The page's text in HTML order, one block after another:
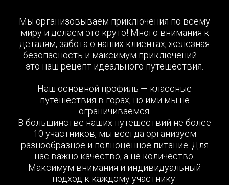
Мы организовываем приключения по всему
миру и делаем это круто! Много внимания к
деталям, забота о наших клиентах, железная
безопасность и максимум приключений —
это наш рецепт идеального путешествия.
Наш основной профиль — классные
путешествия в горах, но ими мы не
ограничиваемся.
В большинстве наших путешествий не более
10 участников, мы всегда организуем
разнообразное и полноценное питание. Для
нас важно качество, а не количество.
Максимум внимания и индивидуальный
подход к каждому участнику.